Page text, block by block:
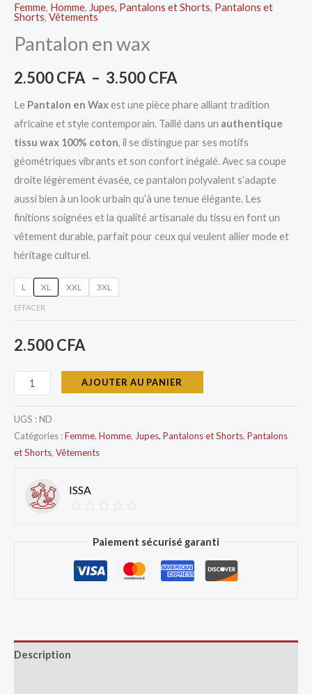
Femme, Homme, Jupes, Pantalons et Shorts, Pantalons et
Shorts, Vêtements
Pantalon en wax
2.500CFA – 3.500CFA
Le Pantalon en Waxest une pièce phare alliant tradition
africaine et style contemporain. Taillé dans un authentique
tissu wax 100% coton, il se distingue par ses motifs
géométriques vibrants et son confort inégalé. Avec sa coupe
droite légèrement évasée, ce pantalon polyvalent s’adapte
aussi bien à un look urbain qu’à une tenue élégante. Les
finitions soignées et la qualité artisanale du tissu en font un
vêtement durable, parfait pour ceux qui veulent allier mode et
héritage culturel.
L XL XXL 3XL
EFFACER
2.500CFA
AJOUTER AU PANIER
UGS : ND
Catégories :Femme, Homme, Jupes, Pantalons et Shorts, Pantalons
et Shorts, Vêtements
ISSA
Paiement sécurisé garanti
Description